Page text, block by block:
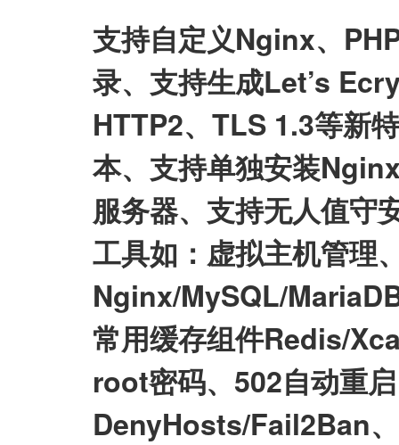
支持自定义Nginx、
录、支持生成Let’s
HTTP2、TLS 1.3等新
本、支持单独安装
服务器、支持无人值守
工具如：虚拟主机管理
Nginx/MySQL/
常用缓存组件Redis/
root密码、502自动重
DenyHosts/Fail2Ban